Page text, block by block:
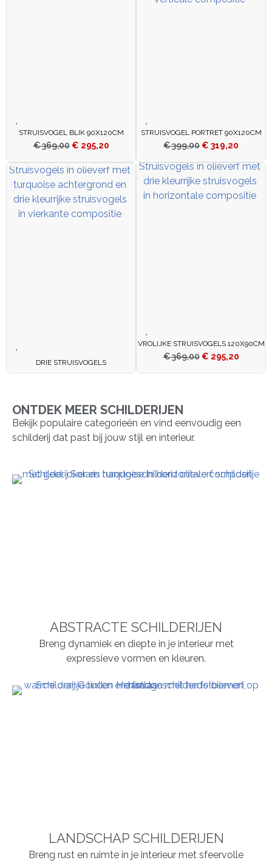
STRUISVOGEL BLIK 90X120CM
€369,00 € 295,20
STRUISVOGEL PORTRET 90X120CM
€399,00 € 319,20
DRIE STRUISVOGELS
VROLIJKE STRUISVOGELS 120X90CM
€369,00 € 295,20
ONTDEK MEER SCHILDERIJEN
Bekijk populaire categorieën en vind eenvoudig een
schilderij dat past bij jouw stijl en interieur.
ABSTRACTE SCHILDERIJEN
Breng dynamiek en diepte in je interieur met
expressieve vormen en kleuren.
LANDSCHAP SCHILDERIJEN
Breng rust en ruimte in je interieur met sfeervolle